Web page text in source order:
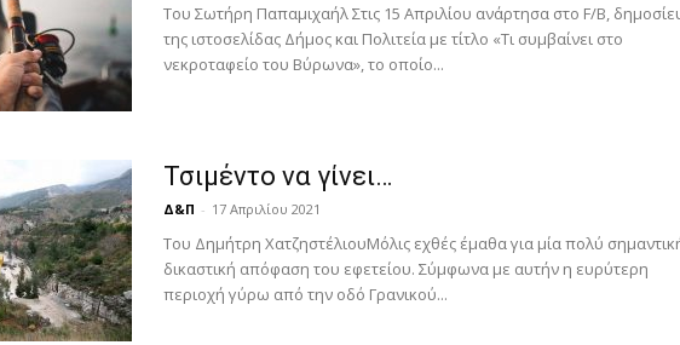
Του Σωτήρη Παπαμιχαήλ Στις 15 Απριλίου ανάρτησα στο F/B,
της ιστοσελίδας Δήμος και Πολιτεία με τίτλο «Τι συμβαίνει στο
νεκροταφείο του Βύρωνα», το οποίο...
Τσιμέντο να γίνει…
Δ&Π - 17 Απριλίου 2021
Του Δημήτρη ΧατζηστέλιουΜόλις εχθές έμαθα για μία πολύ
δικαστική απόφαση του εφετείου. Σύμφωνα με αυτήν η ευρύτερη
περιοχή γύρω από την οδό Γρανικού...